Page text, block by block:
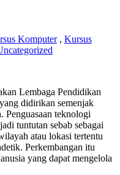
Komputer, Kursus
Lembaga Pendidikan
didirikan semenjak
Penguasaan teknologi
tuntutan sebab sebagai
atau lokasi tertentu
Perkembangan itu
yang dapat mengelola